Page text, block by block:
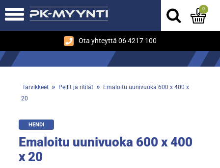
Ota yhteyttä 06 4217 100
0
Tarvikkeet » Pellit ja ritilät »
Emaloitu uunivuoka 600 x 400 x
20
HENDI
Emaloitu uunivuoka 600 x 400
x 20